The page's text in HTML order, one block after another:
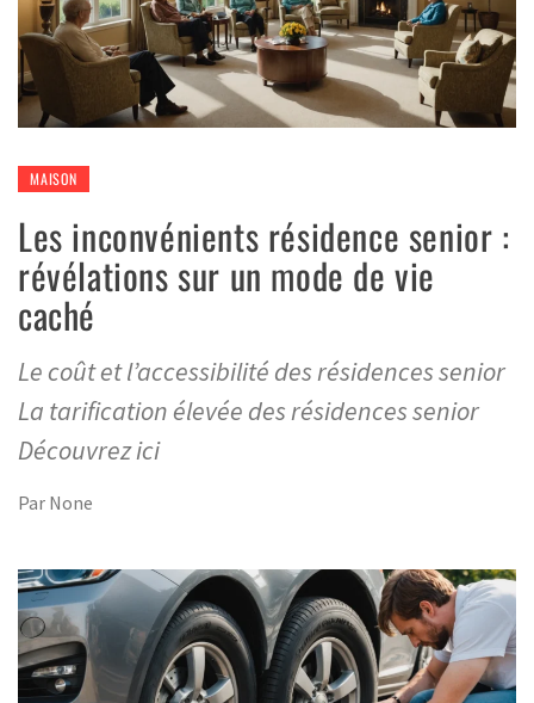
MAISON
Les inconvénients résidence senior :
révélations sur un mode de vie
caché
Le coût et l’accessibilité des résidences senior
La tarification élevée des résidences senior
Découvrez ici
Par None